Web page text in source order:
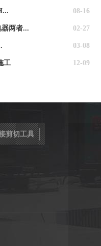
08-16
两者... 02-27
03-08
工 12-09
剪切工具